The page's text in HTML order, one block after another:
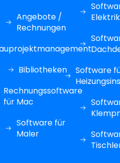
Angebote /
Rechnungen
Bibliotheken
Rechnungssoftware
für Mac
Software für
Maler
Software